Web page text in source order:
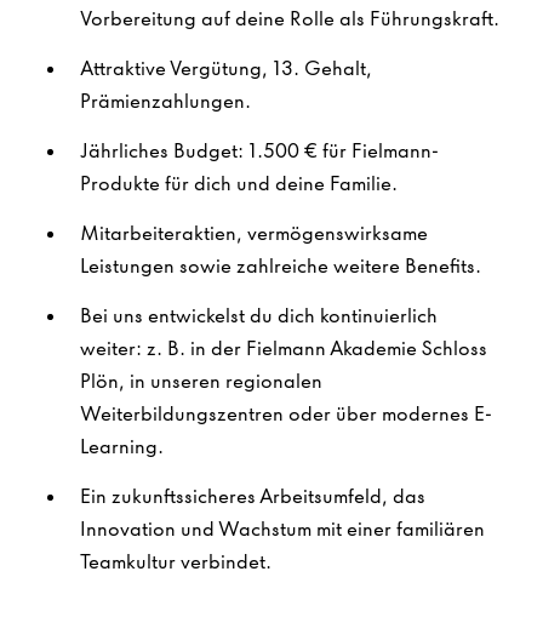
Vorbereitung auf deine Rolle als Führungskraft.
Attraktive Vergütung, 13. Gehalt,
Prämienzahlungen.
Jährliches Budget: 1.500 € für Fielmann-
Produkte für dich und deine Familie.
Mitarbeiteraktien, vermögenswirksame
Leistungen sowie zahlreiche weitere Benefits.
Bei uns entwickelst du dich kontinuierlich
weiter: z. B. in der Fielmann Akademie Schloss
Plön, in unseren regionalen
Weiterbildungszentren oder über modernes E-
Learning.
Ein zukunftssicheres Arbeitsumfeld, das
Innovation und Wachstum mit einer familiären
Teamkultur verbindet.